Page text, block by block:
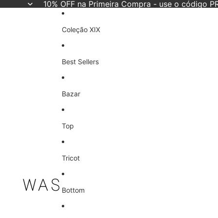
10% OFF na Primeira Compra - use o código
Coleção XIX
Best Sellers
Bazar
Top
Tricot
Bottom